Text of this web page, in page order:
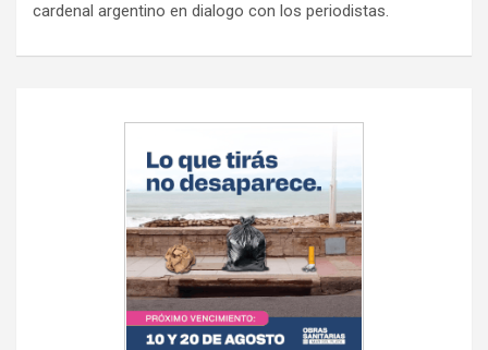
cardenal argentino en dialogo con los periodistas.